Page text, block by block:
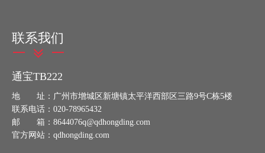
联系我们
通宝TB222
地 址：广州市增城区新塘镇太平洋西部区三路9号C栋5楼
联系电话：020-78965432
邮 箱：8644076q@qdhongding.com
官方网站：qdhongding.com